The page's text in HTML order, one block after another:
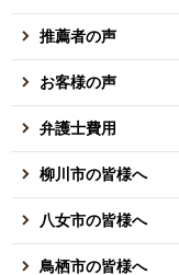
推薦者の声
お客様の声
弁護士費用
柳川市の皆様へ
八女市の皆様へ
鳥栖市の皆様へ